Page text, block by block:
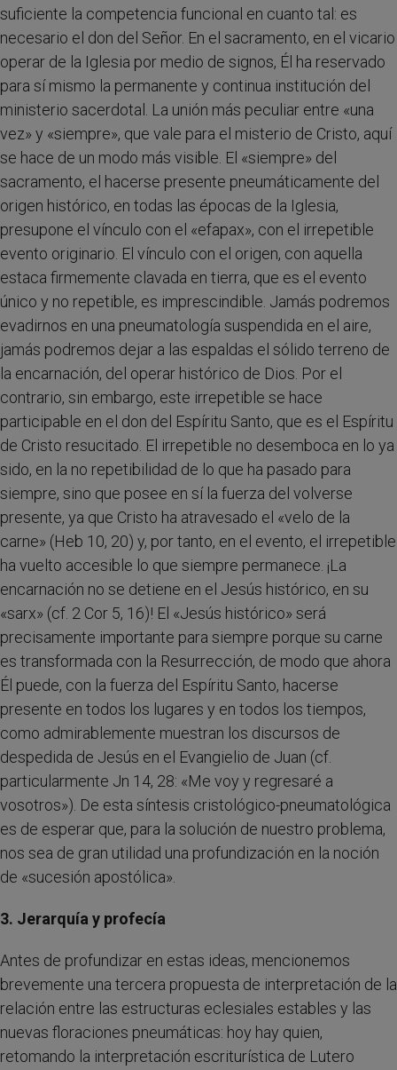
suficiente la competencia funcional en cuanto tal: es
necesario el don del Señor. En el sacramento, en el vicario
operar de la Iglesia por medio de signos, Él ha reservado
para sí mismo la permanente y continua institución del
ministerio sacerdotal. La unión más peculiar entre «una
vez» y «siempre», que vale para el misterio de Cristo, aquí
se hace de un modo más visible. El «siempre» del
sacramento, el hacerse presente pneumáticamente del
origen histórico, en todas las épocas de la Iglesia,
presupone el vínculo con el «efapax», con el irrepetible
evento originario. El vínculo con el origen, con aquella
estaca firmemente clavada en tierra, que es el evento
único y no repetible, es imprescindible. Jamás podremos
evadirnos en una pneumatología suspendida en el aire,
jamás podremos dejar a las espaldas el sólido terreno de
la encarnación, del operar histórico de Dios. Por el
contrario, sin embargo, este irrepetible se hace
participable en el don del Espíritu Santo, que es el Espíritu
de Cristo resucitado. El irrepetible no desemboca en lo ya
sido, en la no repetibilidad de lo que ha pasado para
siempre, sino que posee en sí la fuerza del volverse
presente, ya que Cristo ha atravesado el «velo de la
carne» (Heb 10, 20) y, por tanto, en el evento, el irrepetible
ha vuelto accesible lo que siempre permanece. ¡La
encarnación no se detiene en el Jesús histórico, en su
«sarx» (cf. 2 Cor 5, 16)! El «Jesús histórico» será
precisamente importante para siempre porque su carne
es transformada con la Resurrección, de modo que ahora
Él puede, con la fuerza del Espíritu Santo, hacerse
presente en todos los lugares y en todos los tiempos,
como admirablemente muestran los discursos de
despedida de Jesús en el Evangielio de Juan (cf.
particularmente Jn 14, 28: «Me voy y regresaré a
vosotros»). De esta síntesis cristológico-pneumatológica
es de esperar que, para la solución de nuestro problema,
nos sea de gran utilidad una profundización en la noción
de «sucesión apostólica».
3. Jerarquía y profecía
Antes de profundizar en estas ideas, mencionemos
brevemente una tercera propuesta de interpretación de la
relación entre las estructuras eclesiales estables y las
nuevas floraciones pneumáticas: hoy hay quien,
retomando la interpretación escriturística de Lutero